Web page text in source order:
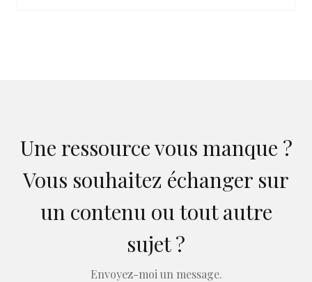
Une ressource vous manque ?
Vous souhaitez échanger sur
un contenu ou tout autre
sujet ?
Envoyez-moi un message.